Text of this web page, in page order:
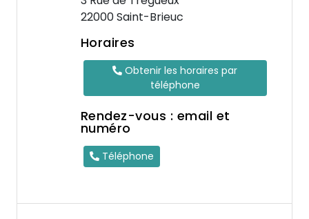
22000 Saint-Brieuc
Horaires
Obtenir les horaires par
téléphone
Rendez-vous : email et
numéro
Téléphone